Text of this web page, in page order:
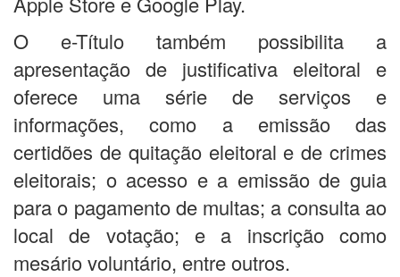
O e-Título também possibilita a
apresentação de justificativa eleitoral e
oferece uma série de serviços e
informações, como a emissão das
certidões de quitação eleitoral e de crimes
eleitorais; o acesso e a emissão de guia
para o pagamento de multas; a consulta ao
local de votação; e a inscrição como
mesário voluntário, entre outros.